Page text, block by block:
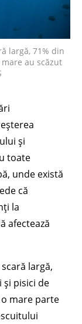
largă, 71% din
au scăzut
și
toate
unde există
că
la
afectează
largă,
și pisici de
o mare parte